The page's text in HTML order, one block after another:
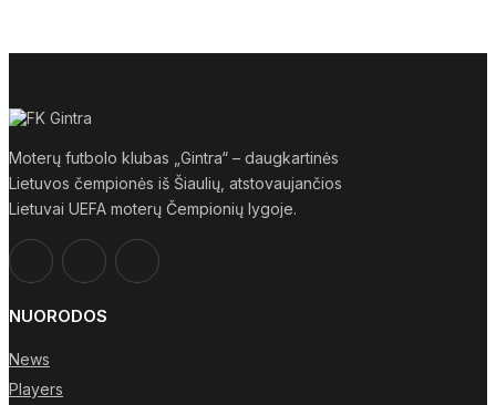
Moterų futbolo klubas „Gintra“ – daugkartinės
Lietuvos čempionės iš Šiaulių, atstovaujančios
Lietuvai UEFA moterų Čempionių lygoje.
NUORODOS
News
Players